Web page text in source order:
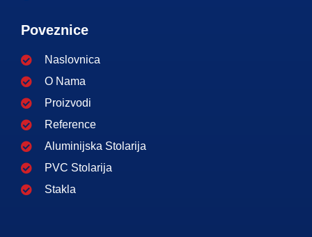
Poveznice
Naslovnica
O Nama
Proizvodi
Reference
Aluminijska Stolarija
PVC Stolarija
Stakla